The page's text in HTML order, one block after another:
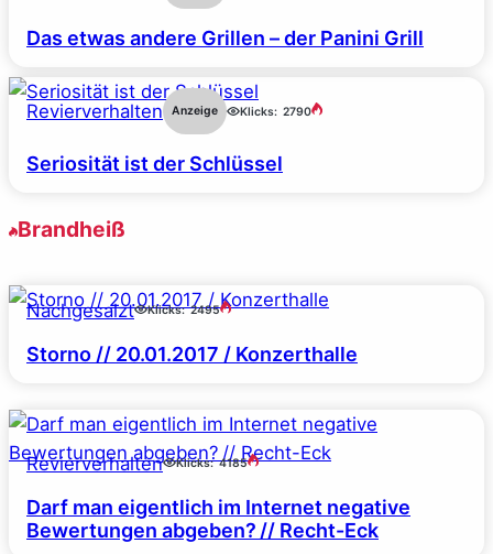
Das etwas andere Grillen – der Panini Grill
Revierverhalten Anzeige Klicks: 2790
Seriosität ist der Schlüssel
Brandheiß
Nachgesalzt Klicks: 2495
Storno // 20.01.2017 / Konzerthalle
Revierverhalten Klicks: 4185
Darf man eigentlich im Internet negative
Bewertungen abgeben? // Recht-Eck